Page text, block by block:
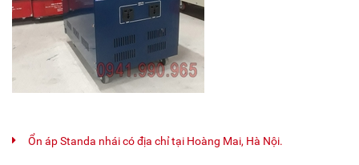
Ổn áp Standa nhái có địa chỉ tại Hoàng Mai, Hà Nội.